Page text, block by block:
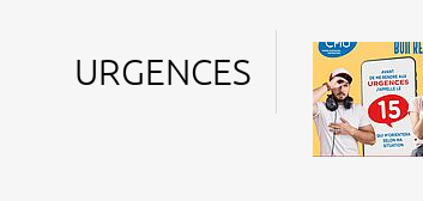
URGENCES